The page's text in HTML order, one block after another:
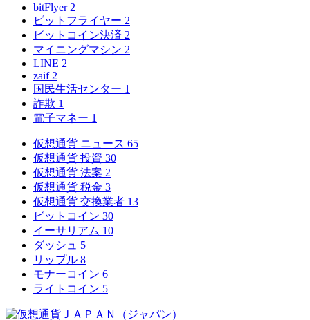
bitFlyer 2
ビットフライヤー 2
ビットコイン決済 2
マイニングマシン 2
LINE 2
zaif 2
国民生活センター 1
詐欺 1
電子マネー 1
仮想通貨 ニュース 65
仮想通貨 投資 30
仮想通貨 法案 2
仮想通貨 税金 3
仮想通貨 交換業者 13
ビットコイン 30
イーサリアム 10
ダッシュ 5
リップル 8
モナーコイン 6
ライトコイン 5